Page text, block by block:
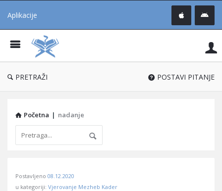
Aplikacije
®
PRETRAŽI POSTAVI PITANJE
Početna | nadanje
Učene
Postavljeno 08.12.2020
u kategoriji: Vjerovanje Mezheb Kader